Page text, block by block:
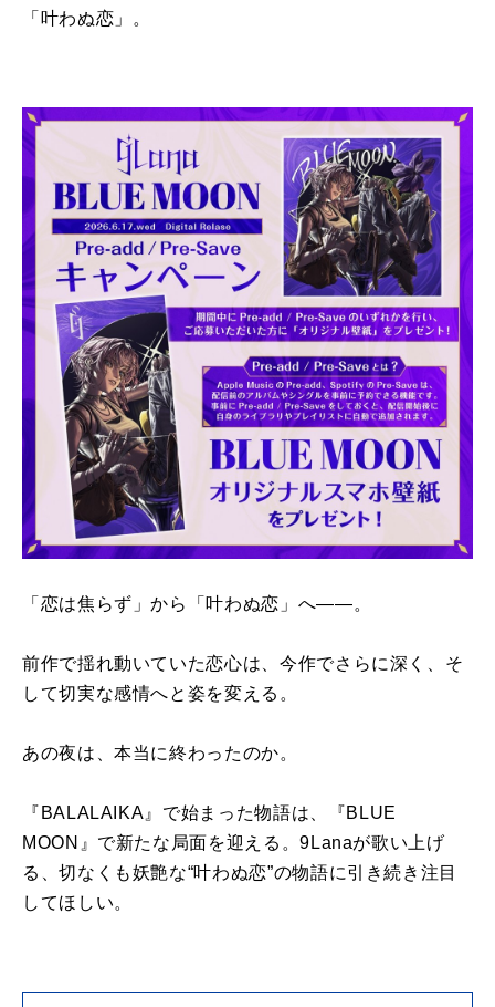
「叶わぬ恋」。
「恋は焦らず」から「叶わぬ恋」へ――。
前作で揺れ動いていた恋心は、今作でさらに深く、そ
して切実な感情へと姿を変える。
あの夜は、本当に終わったのか。
『BALALAIKA』で始まった物語は、『BLUE
MOON』で新たな局面を迎える。9Lanaが歌い上げ
る、切なくも妖艶な“叶わぬ恋”の物語に引き続き注目
してほしい。